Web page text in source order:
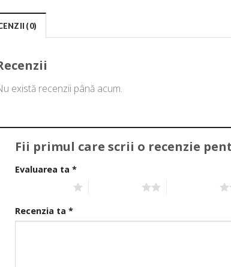
(0)
există recenzii până acum.
Fii primul care scrii o recenzie
Evaluarea ta *
Recenzia ta *